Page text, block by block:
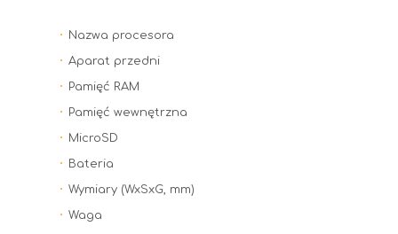
Nazwa procesora
Aparat przedni
Pamięć RAM
Pamięć wewnętrzna
MicroSD
Bateria
Wymiary (WxSxG, mm)
Waga